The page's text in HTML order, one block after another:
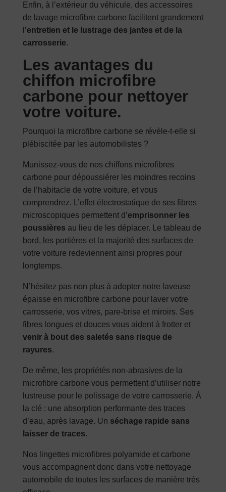
Enfin, à l’extérieur du véhicule, des accessoires
de lavage microfibre carbone facilitent grandement
l’entretien et le lustrage des jantes et de la
carrosserie.
Les avantages du
chiffon microfibre
carbone pour nettoyer
votre voiture.
Pourquoi la microfibre carbone se révèle-t-elle si
plébiscitée par les automobilistes ?
Munissez-vous de nos chiffons microfibres
carbone pour dépoussiérer les moindres recoins
de l’habitacle de votre voiture, et vous
comprendrez. L’effet électrostatique de ses fibres
microscopiques permettent d’emprisonnerles
poussières au lieu de les déplacer. Le tableau de
bord, les portières et la majorité des surfaces de
votre voiture redeviennent ainsi propres pour
longtemps.
N’hésitez pas non plus à adopter notre laveuse
épaisse en microfibre carbone pour laver votre
carrosserie, vos vitres, pare-brise et miroirs. Ses
fibres longues et douces vous aident à frotter et
venir àbout des saletés sans risque de
rayures.
De même, les propriétés non-abrasives de la
microfibre carbone vous permettent d’utiliser notre
lustreuse pour le polissage de votre carrosserie. À
la clé : une absorption performante des traces
d’eau, après lavage. Un séchage rapide sans
laisser de traces.
Nos lingettes microfibres polyamide et carbone
vous accompagnent donc dans votre nettoyage
automobile de toutes les surfaces de manière très